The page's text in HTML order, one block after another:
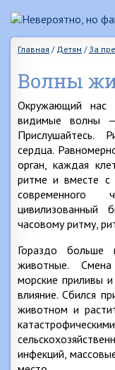
Главная / Детям / За
Волны
Окружающий
видимые волны
Прислушайтесь.
сердца.
орган, каждая
ритме и вместе с
цивилизованный
часовому ритму,
Гораздо больше
животные.
морские приливы
влияние. Сбился
животном и
инфекций,